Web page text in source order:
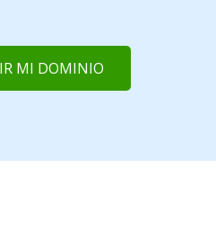
MI DOMINIO